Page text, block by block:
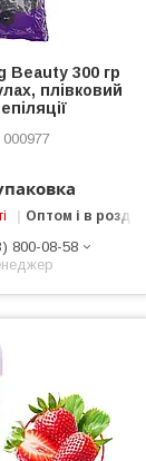
Beauty 300 гр
плівковий
000977
Оптом і в роздріб
800-08-58